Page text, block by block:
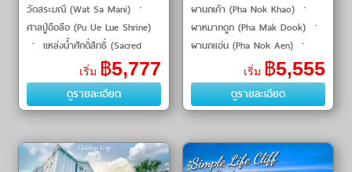
วัดสระมณี (Wat Sa Mani) ㆍ
ศาลปู่อือลือ (Pu Ue Lue Shrine)
ㆍ แหล่งน้ำศักดิ์สิทธิ์ (Sacred
Water Source) ㆍ ถ้ำนาคา
(Naka Cave) ㆍ ลานพญาศรีสัต
ตนาคราช (Phaya Si S
เริ่ม ฿5,777
ดูรายละเอียด
ผานกเค้า (Pha Nok Khao) ㆍ
ผาหมากดูก (Pha Mak Dook) ㆍ
ผานกแอ่น (Pha Nok Aen) ㆍ
น้ำตกเพ็ญพบใหม่ (Phen Phop
Mai Waterfall) ㆍ น้ำตกโผนพบ
(Phon Phop Waterfall) ㆍ น้ำตก
ถ้ำใหญ
เริ่ม ฿5,555
ดูรายละเอียด